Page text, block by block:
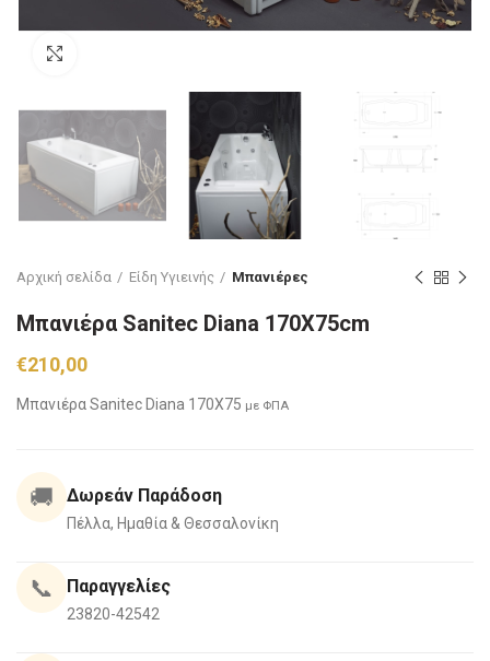
Αρχική σελίδα Είδη Υγιεινής Μπανιέρες
Μπανιέρα Sanitec Diana 170X75cm
€210,00
Μπανιέρα Sanitec Diana 170X75 με ΦΠΑ
🚚 Δωρεάν Παράδοση
Πέλλα, Ημαθία & Θεσσαλονίκη
📞 Παραγγελίες
23820-42542